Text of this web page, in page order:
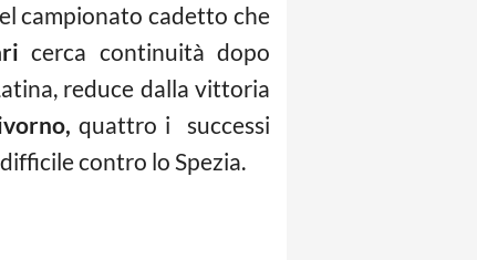
campionato cadetto che
cerca continuità dopo
reduce dalla vittoria
quattro i successi
contro lo Spezia.